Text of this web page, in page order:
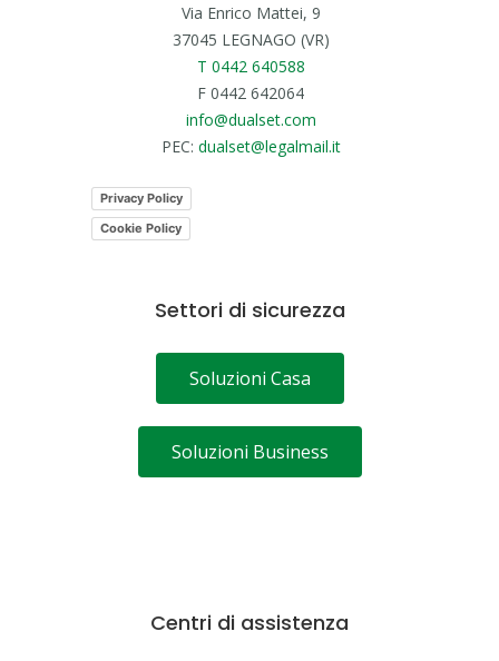
Via Enrico Mattei, 9
37045 LEGNAGO (VR)
T 0442 640588
F 0442 642064
info@dualset.com
PEC: dualset@legalmail.it
Privacy Policy
Cookie Policy
Settori di sicurezza
Soluzioni Casa
Soluzioni Business
Centri di assistenza